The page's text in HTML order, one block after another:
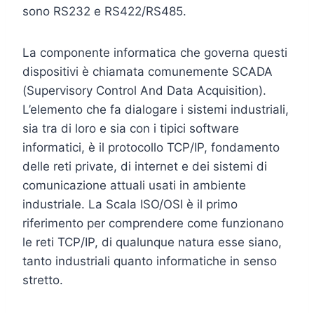
sono RS232 e RS422/RS485.
La componente informatica che governa questi
dispositivi è chiamata comunemente SCADA
(Supervisory Control And Data Acquisition).
L’elemento che fa dialogare i sistemi industriali,
sia tra di loro e sia con i tipici software
informatici, è il protocollo TCP/IP, fondamento
delle reti private, di internet e dei sistemi di
comunicazione attuali usati in ambiente
industriale. La Scala ISO/OSI è il primo
riferimento per comprendere come funzionano
le reti TCP/IP, di qualunque natura esse siano,
tanto industriali quanto informatiche in senso
stretto.